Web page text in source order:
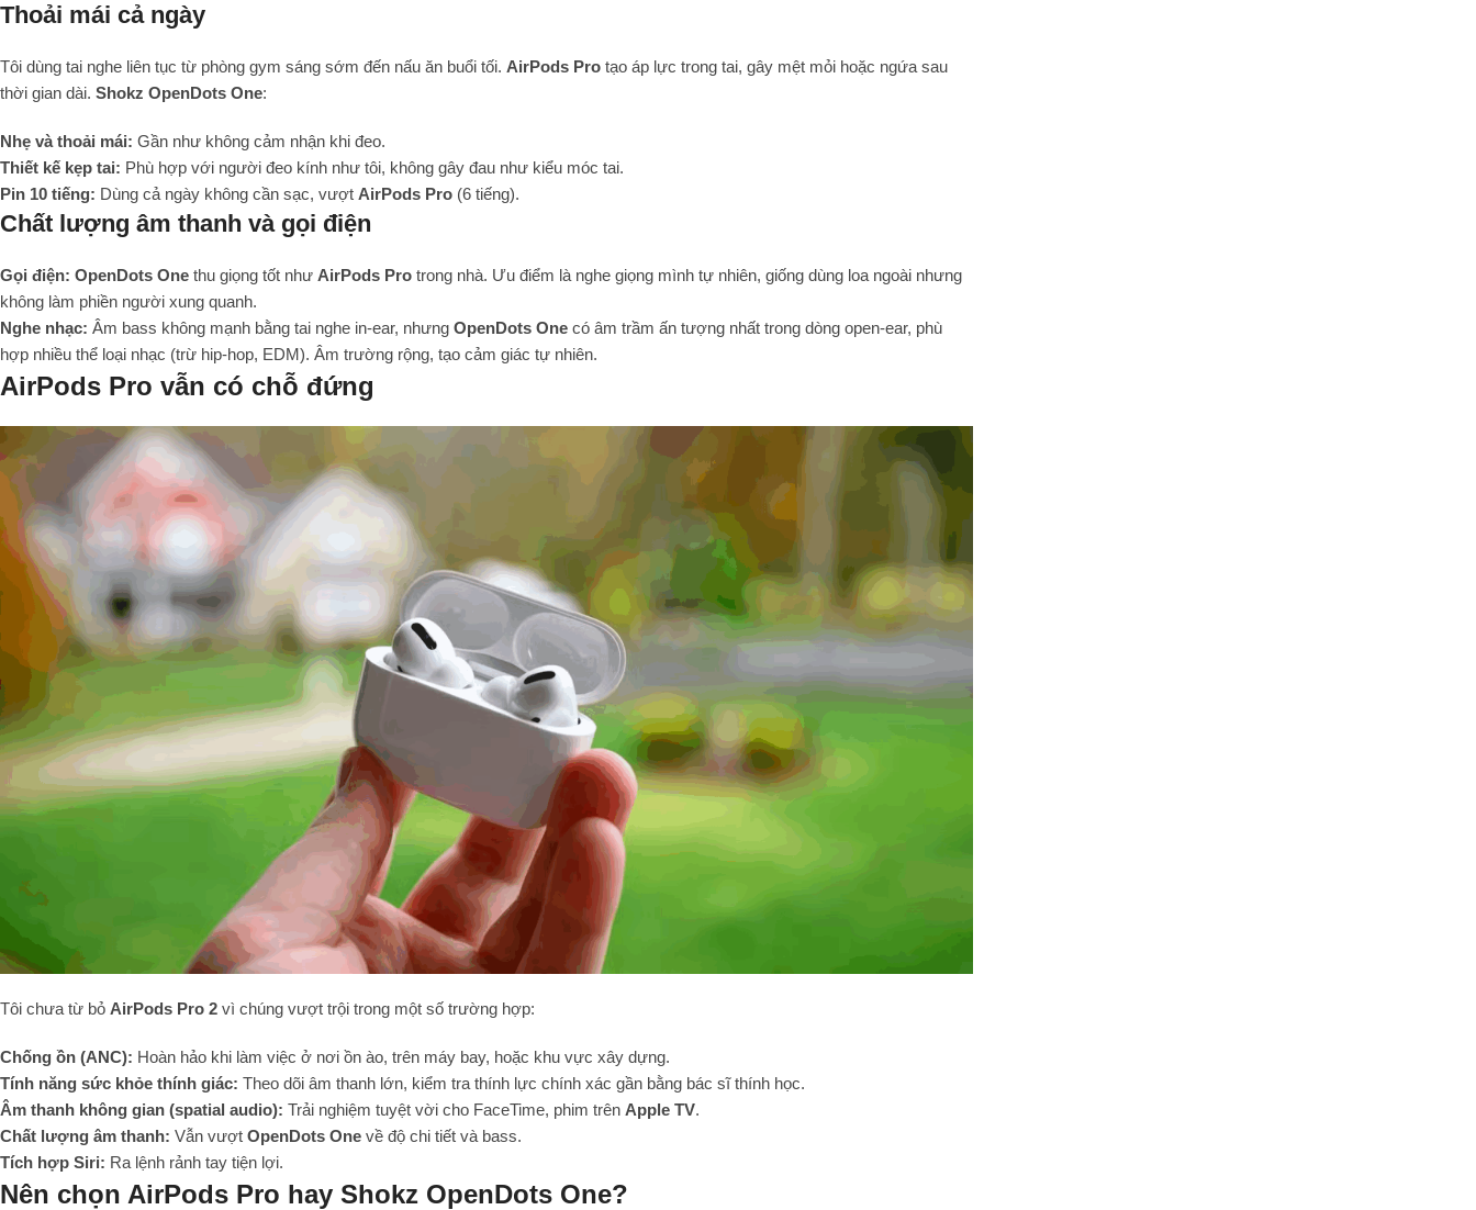
Thoải mái cả ngày
Tôi dùng tai nghe liên tục từ phòng gym sáng sớm đến nấu ăn buổi tối. AirPods Pro tạo áp lực trong tai, gây mệt mỏi hoặc ngứa sau
thời gian dài. Shokz OpenDots One:
Nhẹ và thoải mái: Gần như không cảm nhận khi đeo.
Thiết kế kẹp tai: Phù hợp với người đeo kính như tôi, không gây đau như kiểu móc tai.
Pin 10 tiếng: Dùng cả ngày không cần sạc, vượt AirPods Pro (6 tiếng).
Chất lượng âm thanh và gọi điện
Gọi điện: OpenDots One thu giọng tốt như AirPods Pro trong nhà. Ưu điểm là nghe giọng mình tự nhiên, giống dùng loa ngoài nhưng
không làm phiền người xung quanh.
Nghe nhạc: Âm bass không mạnh bằng tai nghe in-ear, nhưng OpenDots One có âm trầm ấn tượng nhất trong dòng open-ear, phù
hợp nhiều thể loại nhạc (trừ hip-hop, EDM). Âm trường rộng, tạo cảm giác tự nhiên.
AirPods Pro vẫn có chỗ đứng
Tôi chưa từ bỏ AirPods Pro 2 vì chúng vượt trội trong một số trường hợp:
Chống ồn (ANC): Hoàn hảo khi làm việc ở nơi ồn ào, trên máy bay, hoặc khu vực xây dựng.
Tính năng sức khỏe thính giác: Theo dõi âm thanh lớn, kiểm tra thính lực chính xác gần bằng bác sĩ thính học.
Âm thanh không gian (spatial audio): Trải nghiệm tuyệt vời cho FaceTime, phim trên Apple TV.
Chất lượng âm thanh: Vẫn vượt OpenDots One về độ chi tiết và bass.
Tích hợp Siri: Ra lệnh rảnh tay tiện lợi.
Nên chọn AirPods Pro hay Shokz OpenDots One?